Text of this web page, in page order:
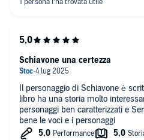
Il personaggio di Schiavone è
libro ha una storia molto
personaggi ben caratterizzati e
bene le voci e i personaggi
Schiavone una certezza